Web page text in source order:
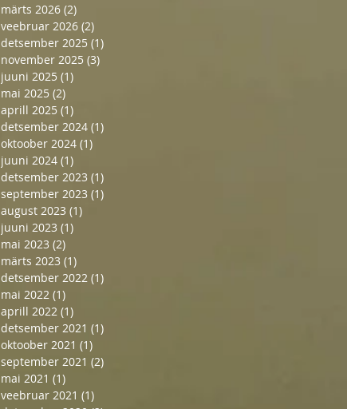
märts 2026 (2)
veebruar 2026 (2)
detsember 2025 (1)
november 2025 (3)
juuni 2025 (1)
mai 2025 (2)
aprill 2025 (1)
detsember 2024 (1)
oktoober 2024 (1)
juuni 2024 (1)
detsember 2023 (1)
september 2023 (1)
august 2023 (1)
juuni 2023 (1)
mai 2023 (2)
märts 2023 (1)
detsember 2022 (1)
mai 2022 (1)
aprill 2022 (1)
detsember 2021 (1)
oktoober 2021 (1)
september 2021 (2)
mai 2021 (1)
veebruar 2021 (1)